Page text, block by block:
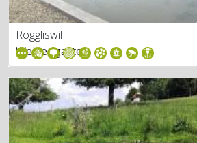
Roggliswil
Weidengarten